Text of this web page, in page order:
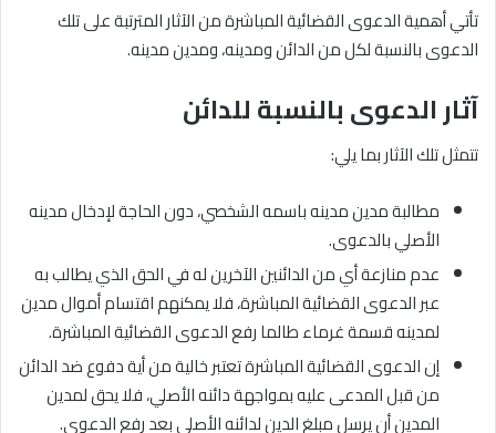
تأتي أهمية الدعوى القضائية المباشرة من الآثار المترتبة على تلك
الدعوى بالنسبة لكل من الدائن ومدينه، ومدين مدينه.
آثار الدعوى بالنسبة للدائن
تتمثل تلك الآثار بما يلي:
مطالبة مدين مدينه باسمه الشخصي، دون الحاجة لإدخال مدينه
الأصلي بالدعوى.
عدم منازعة أي من الدائنين الآخرين له في الحق الذي يطالب به
عبر الدعوى القضائية المباشرة، فلا يمكنهم اقتسام أموال مدين
لمدينه قسمة غرماء طالما رفع الدعوى القضائية المباشرة.
إن الدعوى القضائية المباشرة تعتبر خالية من أية دفوع ضد الدائن
من قبل المدعى عليه بمواجهة دائنه الأصلي، فلا يحق لمدين
المدين أن يرسل مبلغ الدين لدائنه الأصلي بعد رفع الدعوى.